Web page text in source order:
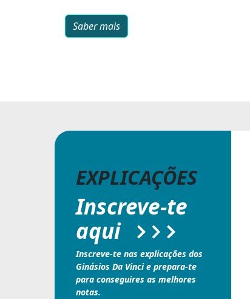
Saber mais
EXPLICAÇÕES
Inscreve-te
aqui
Inscreve-te nas explicações dos
Ginásios Da Vinci e prepara-te
para conseguires as melhores
notas.